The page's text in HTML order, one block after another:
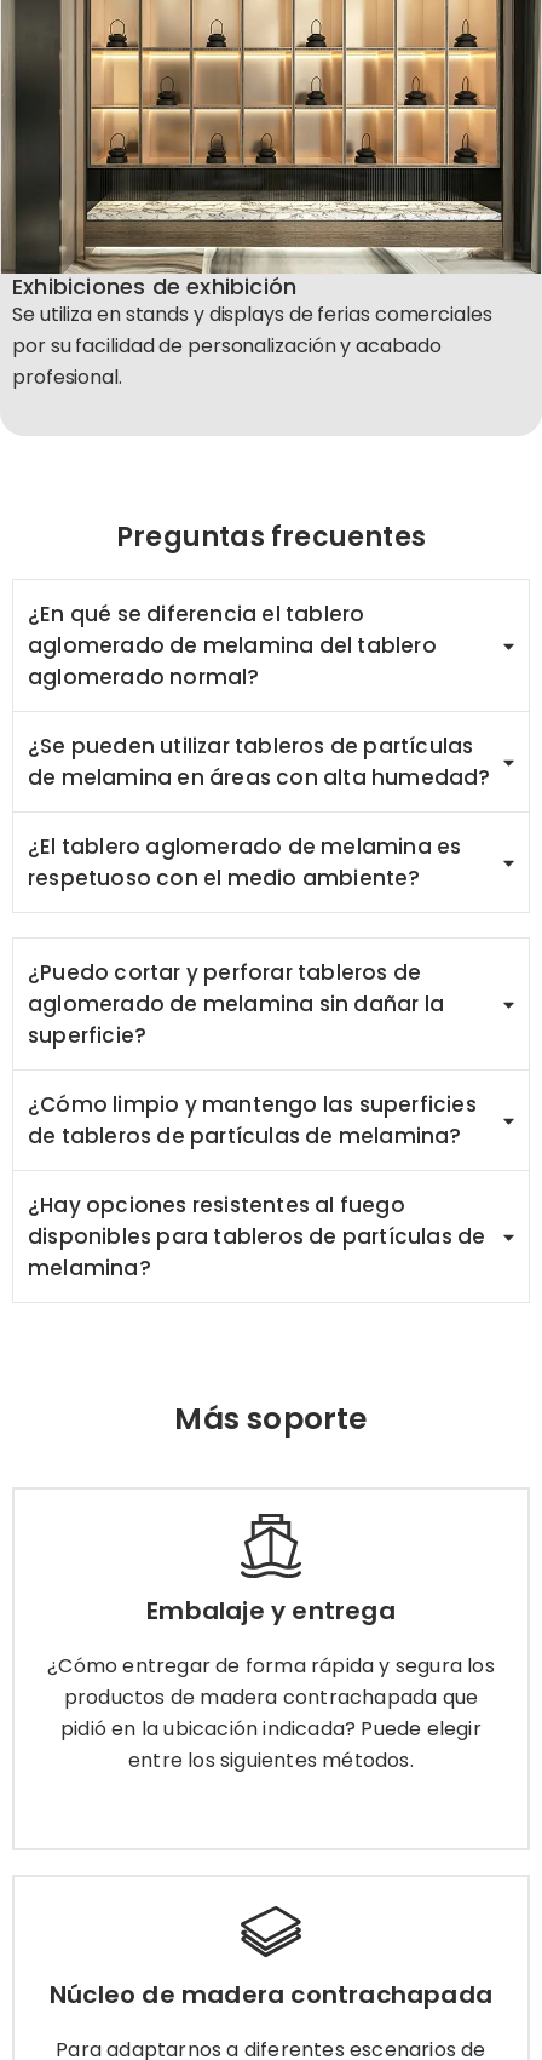
Exhibiciones de exhibición
Se utiliza en stands y displays de ferias comerciales
por su facilidad de personalización y acabado
profesional.
Preguntas frecuentes
¿En qué se diferencia el tablero
aglomerado de melamina del tablero
aglomerado normal?
¿Se pueden utilizar tableros de partículas
de melamina en áreas con alta humedad?
¿El tablero aglomerado de melamina es
respetuoso con el medio ambiente?
¿Puedo cortar y perforar tableros de
aglomerado de melamina sin dañar la
superficie?
¿Cómo limpio y mantengo las superficies
de tableros de partículas de melamina?
¿Hay opciones resistentes al fuego
disponibles para tableros de partículas de
melamina?
Más soporte
Embalaje y entrega
¿Cómo entregar de forma rápida y segura los
productos de madera contrachapada que
pidió en la ubicación indicada? Puede elegir
entre los siguientes métodos.
Embalaje y entrega
¿Cómo entregar de forma rápida y segura los
productos de madera contrachapada que pidió
en la ubicación indicada? Puede elegir entre los
siguientes métodos.
Más información
Núcleo de madera contrachapada
Para adaptarnos a diferentes escenarios de
Núcleo de madera contrachapada
Para adaptarnos a diferentes escenarios de
trabajo, le proporcionamos los siguientes
núcleos de madera contrachapada para que